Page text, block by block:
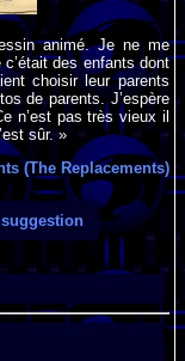
animé. Je ne me
des enfants dont
choisir leur parents
de parents. J’espère
n’est pas très vieux il
sûr. »
(The Replacements)